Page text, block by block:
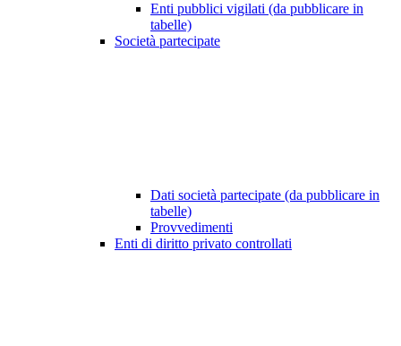
Enti pubblici vigilati (da pubblicare in
tabelle)
Società partecipate
Dati società partecipate (da pubblicare in
tabelle)
Provvedimenti
Enti di diritto privato controllati